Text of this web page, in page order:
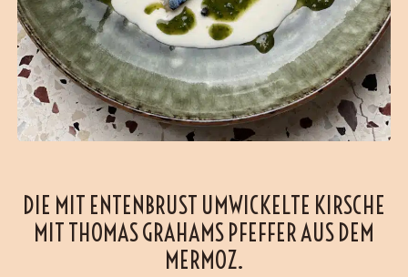
DIE MIT ENTENBRUST UMWICKELTE KIRSCHE
MIT THOMAS GRAHAMS PFEFFER AUS DEM
MERMOZ.